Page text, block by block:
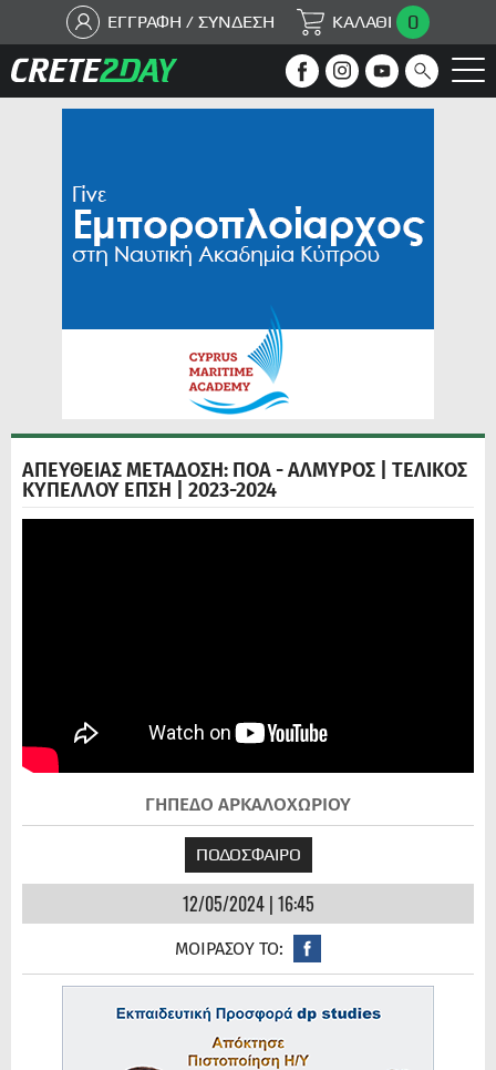
ΕΓΓΡΑΦΗ / ΣΥΝΔΕΣΗ ΚΑΛΑΘΙ 0
ΑΠΕΥΘΕΙΑΣ ΜΕΤΑΔΟΣΗ: ΠΟΑ - ΑΛΜΥΡΟΣ | ΤΕΛΙΚΟΣ
ΚΥΠΕΛΛΟΥ ΕΠΣΗ | 2023-2024
ΓΗΠΕΔΟ ΑΡΚΑΛΟΧΩΡΙΟΥ
ΠΟΔΟΣΦΑΙΡΟ
12/05/2024 | 16:45
ΜΟΙΡΑΣΟΥ ΤΟ: